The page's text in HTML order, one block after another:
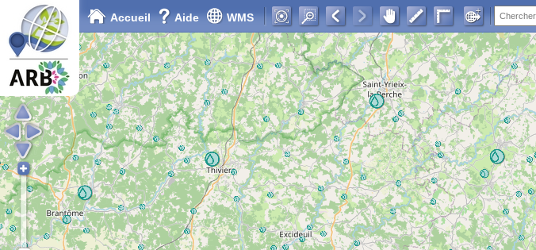
Accueil Aide WMS